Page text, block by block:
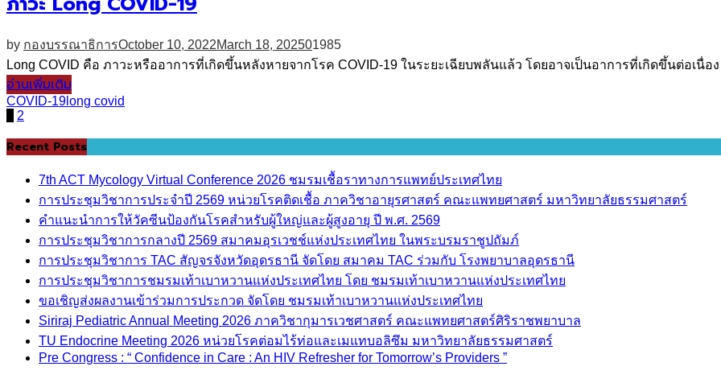
by กองบรรณาธิการOctober 10, 2022March 18, 202501985
Long COVID คือ ภาวะหรืออาการที่เกิดขึ้นหลังหายจากโรค COVID-19 ในระยะเฉียบพลันแล้ว โดยอาจเป็นอาการที่เกิดขึ้นต่อเนื่อ
อ่านเพิ่มเติม
COVID-19 long covid
Posts
pagination
2
Recent Posts
7th ACT Mycology Virtual Conference 2026 ชมรมเชื้อราทางการแพทย์ประเทศไทย
การประชุมวิชาการประจำปี 2569 หน่วยโรคติดเชื้อ ภาควิชาอายุรศาสตร์ คณะแพทยศาสตร์ มหาวิทยาลัยธรรมศาสตร์
คำแนะนำการให้วัคซีนป้องกันโรคสำหรับผู้ใหญ่และผู้สูงอายุ ปี พ.ศ. 2569
การประชุมวิชาการกลางปี 2569 สมาคมอุรเวชช์แห่งประเทศไทย ในพระบรมราชูปถัมภ์
การประชุมวิชาการ TAC สัญจรจังหวัดอุดรธานี จัดโดย สมาคม TAC ร่วมกับ โรงพยาบาลอุดรธานี
การประชุมวิชาการชมรมเท้าเบาหวานแห่งประเทศไทย โดย ชมรมเท้าเบาหวานแห่งประเทศไทย
ขอเชิญส่งผลงานเข้าร่วมการประกวด จัดโดย ชมรมเท้าเบาหวานแห่งประเทศไทย
Siriraj Pediatric Annual Meeting 2026 ภาควิชากุมารเวชศาสตร์ คณะแพทยศาสตร์ศิริราชพยาบาล
TU Endocrine Meeting 2026 หน่วยโรคต่อมไร้ท่อและเมแทบอลิซึม มหาวิทยาลัยธรรมศาสตร์
Pre Congress : “ Confidence in Care : An HIV Refresher for Tomorrow’s Providers ”